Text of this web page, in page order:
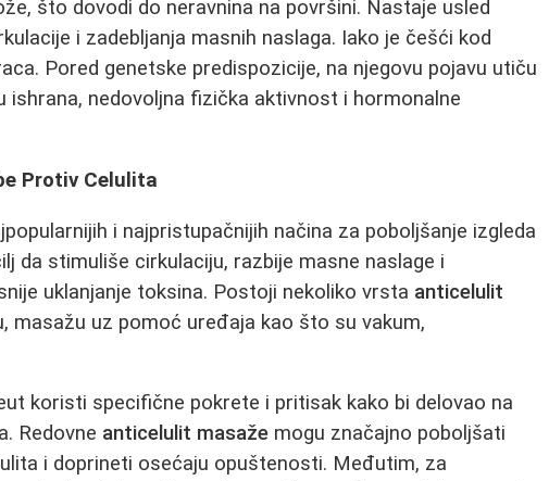
što dovodi do neravnina na površini. Nastaje usled
i zadebljanja masnih naslaga. Iako je češći kod
Pored genetske predispozicije, na njegovu pojavu utiču
nedovoljna fizička aktivnost i hormonalne
Protiv Celulita
i najpristupačnijih načina za poboljšanje izgleda
da stimuliše cirkulaciju, razbije masne naslage i
uklanjanje toksina. Postoji nekoliko vrsta anticelulit
masažu uz pomoć uređaja kao što su vakum,
koristi specifične pokrete i pritisak kako bi delovao na
Redovne anticelulit masaže mogu značajno poboljšati
i doprineti osećaju opuštenosti. Međutim, za